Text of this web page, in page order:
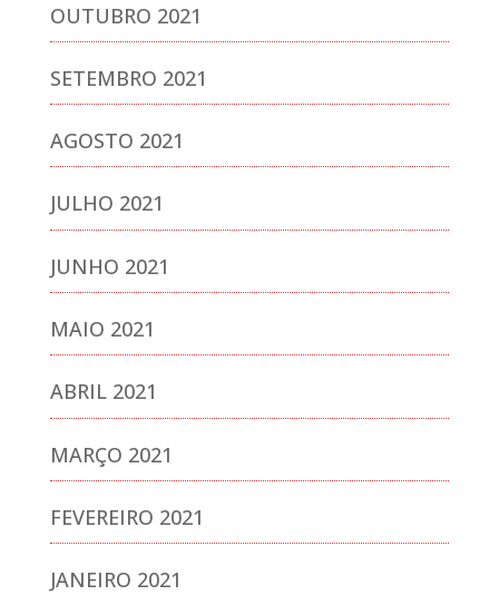
OUTUBRO 2021
SETEMBRO 2021
AGOSTO 2021
JULHO 2021
JUNHO 2021
MAIO 2021
ABRIL 2021
MARÇO 2021
FEVEREIRO 2021
JANEIRO 2021